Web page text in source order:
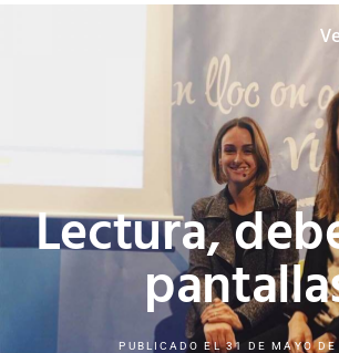
Lectura,
PUBLICADO EL31 DE MAYO